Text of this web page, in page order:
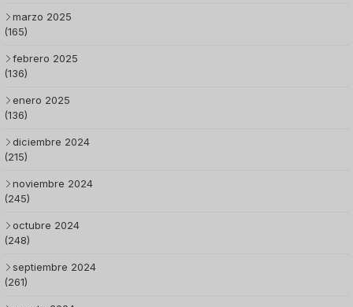
marzo 2025
(165)
febrero 2025
(136)
enero 2025
(136)
diciembre 2024
(215)
noviembre 2024
(245)
octubre 2024
(248)
septiembre 2024
(261)